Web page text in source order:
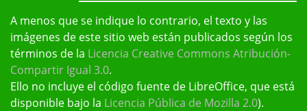
A menos que se indique lo contrario, el texto y las
imágenes de este sitio web están publicados según los
términos de la Licencia Creative Commons Atribución-
Compartir Igual 3.0.
Ello no incluye el código fuente de LibreOffice, que está
disponible bajo la Licencia Pública de Mozilla 2.0).